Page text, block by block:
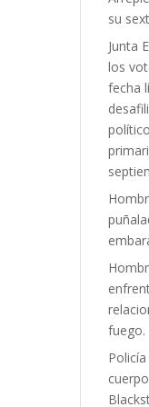
su
Junta
los
fecha
fuego.